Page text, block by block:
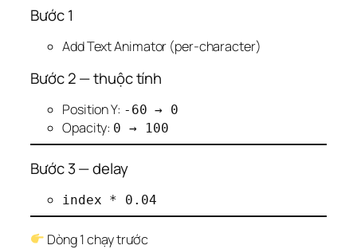
Bước 1
Add Text Animator (per-character)
Bước 2 — thuộc tính
Position Y: -60 → 0
Opacity: 0 → 100
Bước 3 — delay
index * 0.04
Dòng 1 chạy trước